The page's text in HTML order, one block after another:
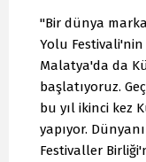
"Bir dünya
Yolu Festivali'nin
Malatya'da da
başlatıyoruz.
bu yıl ikinci kez
yapıyor.
Festivaller